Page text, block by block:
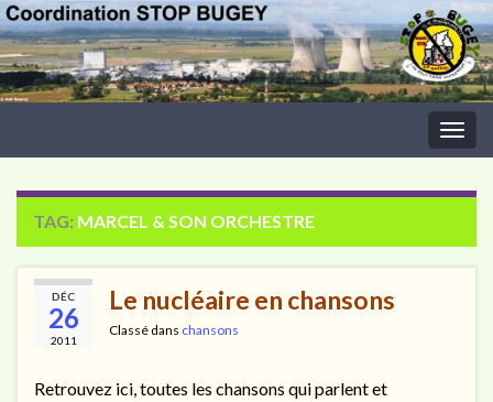
TAG: MARCEL & SON ORCHESTRE
DÉC
26
2011
Le nucléaire en chansons
Classé dans chansons
Retrouvez ici, toutes les chansons qui parlent et